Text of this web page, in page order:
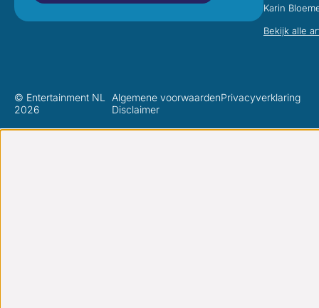
Karin
Bekijk alle
© Entertainment NL
2026
Algemene voorwaardenPrivacyverklaring
Disclaimer